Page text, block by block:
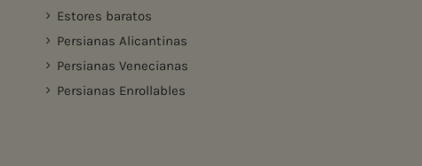
Estores baratos
Persianas Alicantinas
Persianas Venecianas
Persianas Enrollables